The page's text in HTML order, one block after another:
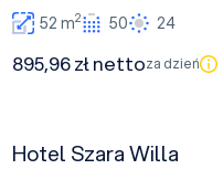
52 m2 50 24
895,96 zł nettoza dzień
Hotel Szara Willa